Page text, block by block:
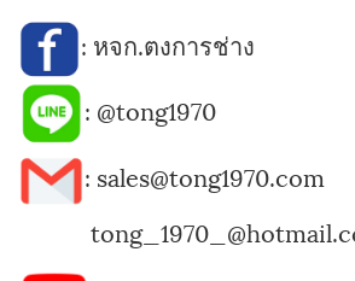
: หจก.ตงการช่าง
: @tong1970
: sales@tong1970.com